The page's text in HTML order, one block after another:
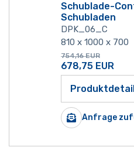
Schublade-
Schubladen
DPK_06_C
810 x 1000 x 700
754,16 EUR
678,75 EUR
Anfrage